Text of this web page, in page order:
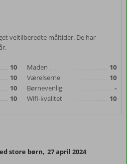
veltilberedte måltider. De har
10
10
10
10
Maden
10
Værelserne
10
Børnevenlig
-
Wifi-kvalitet
10
store børn, 27 april 2024